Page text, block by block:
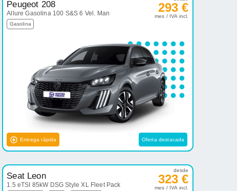
Peugeot 208
Allure Gasolina 100 S&S 6 Vel. Man
Gasolina
293 €
mes / IVA incl.
Entrega rápida Oferta destacada
Seat Leon
1.5 eTSI 85kW DSG Style XL Fleet Pack
desde
323 €
mes / IVA incl.